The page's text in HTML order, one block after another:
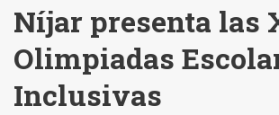
Níjar presenta las
Olimpiadas
Inclusivas